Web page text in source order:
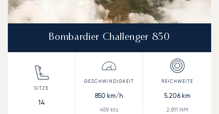
Bombardier Challenger 850
14
850 km/h
459 kts
5.206km
2.811 NM